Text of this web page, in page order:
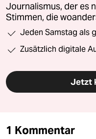
Journalismus, der es
Stimmen, die
Jeden Samstag als
Zusätzlich digitale
Jetzt
1 Kommentar